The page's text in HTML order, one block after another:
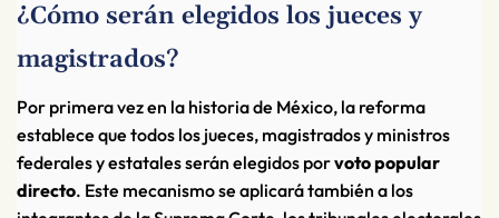
¿Cómo serán elegidos los jueces y
magistrados?
Por primera vez en la historia de México, la reforma
establece que todos los jueces, magistrados y ministros
federales y estatales serán elegidos porvoto popular
directo. Este mecanismo se aplicará también a los